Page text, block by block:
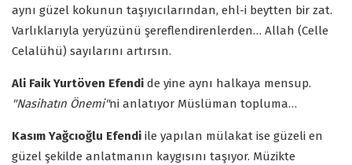
aynı güzel kokunun taşıyıcılarından, ehl-i beytten bir zat.
Varlıklarıyla yeryüzünü şereflendirenlerden… Allah (Celle
Celalühü) sayılarını artırsın.
Ali Faik Yurtöven Efendi de yine aynı halkaya mensup.
"Nasihatın Önemi"ni anlatıyor Müslüman topluma…
Kasım Yağcıoğlu Efendi ile yapılan mülakat ise güzeli en
güzel şekilde anlatmanın kaygısını taşıyor. Müzikte